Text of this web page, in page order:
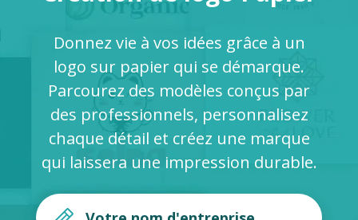
Générateur de logo IA
Idées de logos
Produits imprimés
À propos
Donnez vie à vos idées grâce à un
logo sur papier qui se démarque.
Parcourez des modèles conçus par
des professionnels, personnalisez
chaque détail et créez une marque
qui laissera une impression durable.